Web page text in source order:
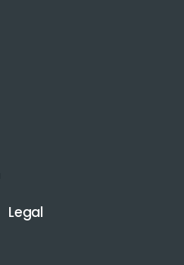
Legal